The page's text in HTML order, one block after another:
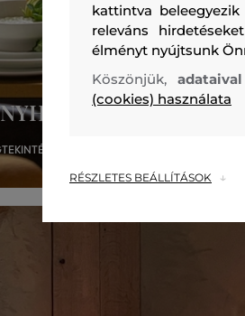
kattintva
releváns
élményt nyújtsunk
Köszönjük,
(cookies) használata
RÉSZLETES BEÁLLÍTÁSOK